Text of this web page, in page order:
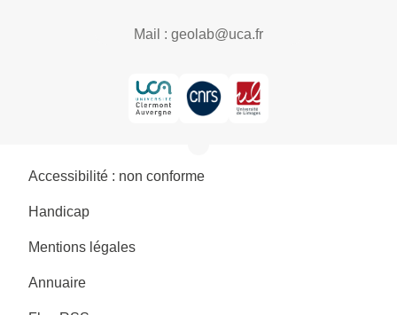
Mail : geolab@uca.fr
Accessibilité : non conforme
Handicap
Mentions légales
Annuaire